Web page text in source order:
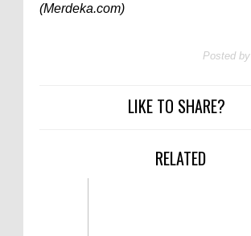
(Merdeka.com)
Posted by
LIKE TO SHARE?
RELATED